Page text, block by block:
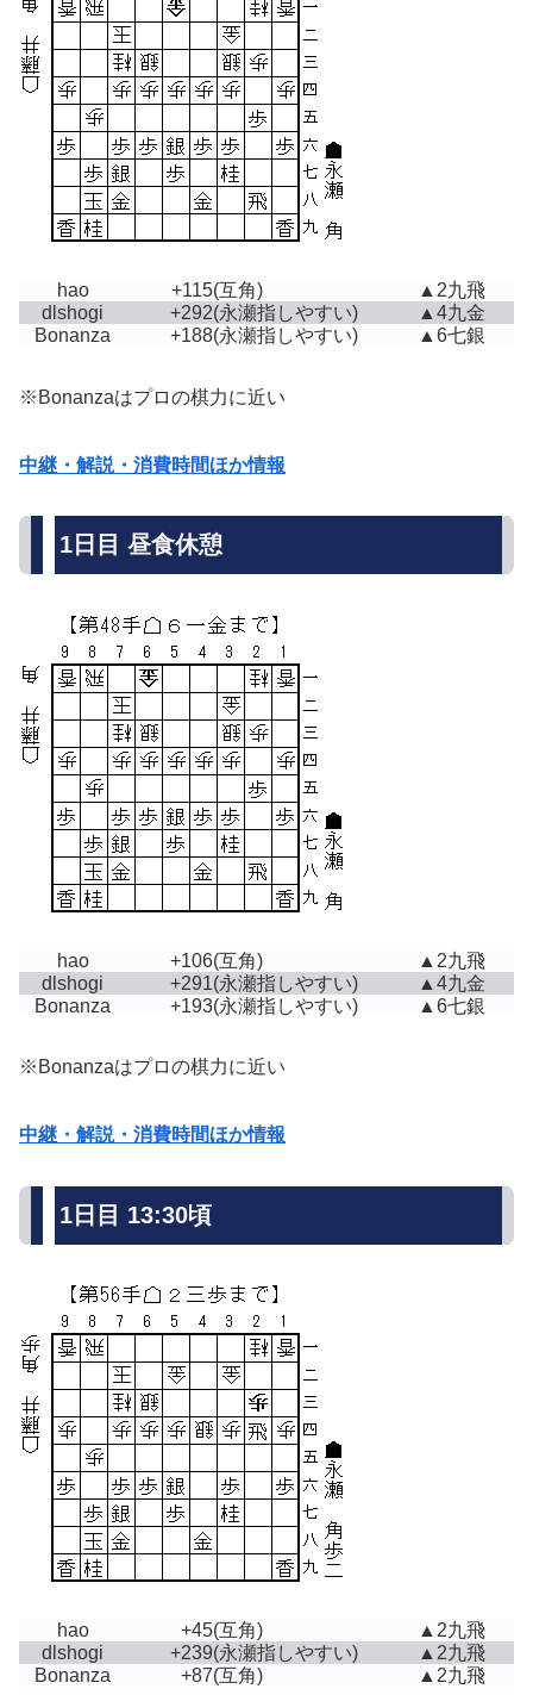
hao +115(互角)
▲2九飛
dlshogi
+292(永瀬指しやすい)
▲4九金
Bonanza
+188(永瀬指しやすい) ▲6七銀
※Bonanzaはプロの棋力に近い
中継・解説・消費時間ほか情報
1日目 昼食休憩
hao +106(互角)
▲2九飛
dlshogi
+291(永瀬指しやすい)
▲4九金
Bonanza
+193(永瀬指しやすい) ▲6七銀
※Bonanzaはプロの棋力に近い
中継・解説・消費時間ほか情報
1日目 13:30頃
hao +45(互角)
▲2九飛
dlshogi
+239(永瀬指しやすい)
▲2九飛
Bonanza
+87(互角) ▲2九飛